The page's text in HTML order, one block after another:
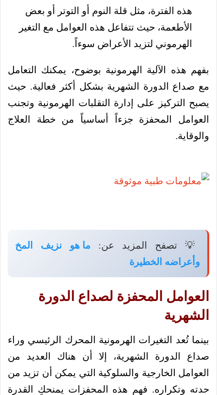
هذه الفترة، مثل قلة النوم أو التوتر أو بعض
الأطعمة، حيث تتفاعل هذه العوامل مع التغير
الهرموني لتزيد الأعراض سوءاً.
بفهم هذه الآلية الهرمونية بوضوح، يمكنك التعامل
مع صداع الدورة الشهرية بشكل أكثر فعالية. حيث
يصبح التركيز على إدارة التقلبات الهرمونية وتجنب
العوامل المحفزة جزءاً أساسياً من خطة العلاج
والوقاية.
💡 تصفح المزيد عن: ما هو نزيف المخ
وأعراضه الخطيرة
العوامل المحفزة لصداع الدورة
الشهرية
بينما تُعد التغيرات الهرمونية المحرك الرئيسي وراء
صداع الدورة الشهرية، إلا أن هناك العديد من
العوامل الخارجية والسلوكية التي يمكن أن تزيد من
حدته وتكراره. فهم هذه المحفزات يمنحكِ القدرة